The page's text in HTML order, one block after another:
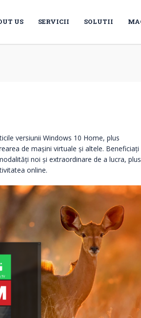
US SERVICII SOLUTII
versiunii Windows 10 Home, plus
de mașini virtuale și altele. Beneficiați
noi și extraordinare de a lucra, plus
online.